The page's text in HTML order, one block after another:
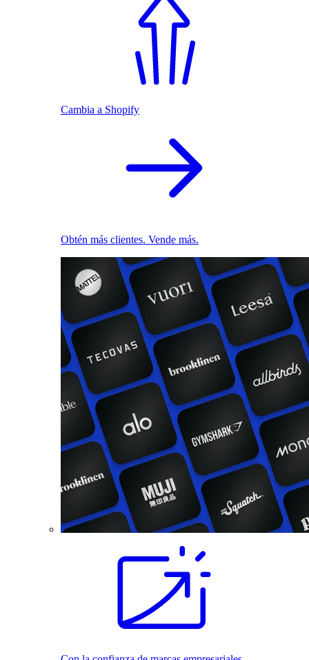
Cambia a Shopify
Obtén más clientes. Vende más.